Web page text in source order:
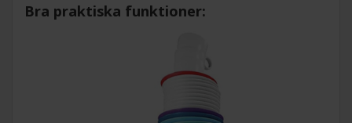
Bra praktiska funktioner: